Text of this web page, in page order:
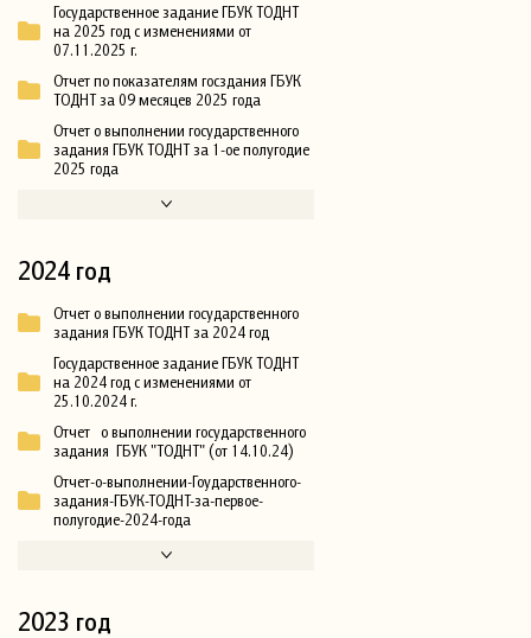
Государственное задание ГБУК ТОДНТ
на 2025 год с изменениями от
07.11.2025 г.
Отчет по показателям госздания ГБУК
ТОДНТ за 09 месяцев 2025 года
Отчет о выполнении государственного
задания ГБУК ТОДНТ за 1-ое полугодие
2025 года
2024 год
Отчет о выполнении государственного
задания ГБУК ТОДНТ за 2024 год
Государственное задание ГБУК ТОДНТ
на 2024 год с изменениями от
25.10.2024 г.
Отчет о выполнении государственного
задания ГБУК "ТОДНТ" (от 14.10.24)
Отчет-о-выполнении-Гоударственного-
задания-ГБУК-ТОДНТ-за-первое-
полугодие-2024-года
2023 год